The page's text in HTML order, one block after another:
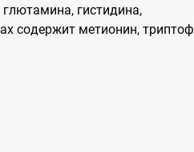
гистидина,
содержит метионин,
который вырабатывается